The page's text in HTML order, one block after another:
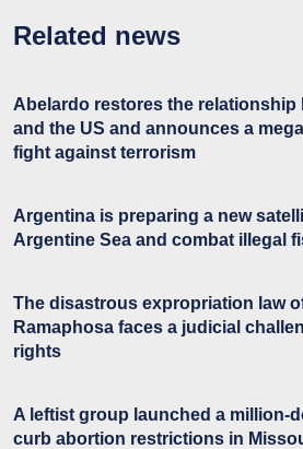
Related news
Abelardo restores the relationship
and the US and announces a
fight against terrorism
Argentina is preparing a new
Argentine Sea and combat illegal
The disastrous expropriation law
Ramaphosa faces a judicial
rights
A leftist group launched a million-
curb abortion restrictions in